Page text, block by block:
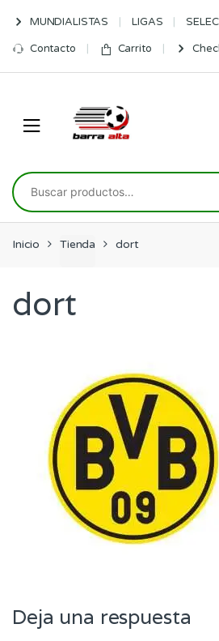
navigation
content
MUNDIALISTAS LIGAS
Contacto Carrito
Buscar
por:
Inicio Tienda dort
dort
Deja una respuesta